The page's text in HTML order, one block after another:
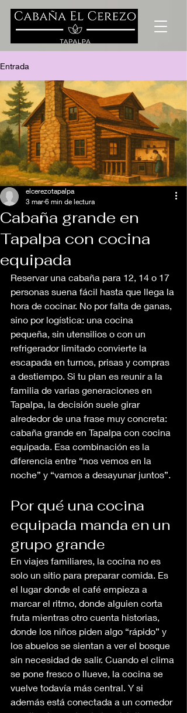
Entrada
Cabaña grande en
Tapalpa con cocina
equipada
elcerezotapalpa
3 mar 6 min de lectura
Reservar una cabaña para 12, 14 o 17
personas suena fácil hasta que llega la
hora de cocinar. No por falta de ganas,
sino por logística: una cocina
pequeña, sin utensilios o con un
refrigerador limitado convierte la
escapada en turnos, prisas y compras
a destiempo. Si tu plan es reunir a la
familia de varias generaciones en
Tapalpa, la decisión suele girar
alrededor de una frase muy concreta:
cabaña grande en Tapalpa con cocina
equipada. Esa combinación es la
diferencia entre “nos vemos en la
noche” y “vamos a desayunar juntos”.
Por qué una cocina
equipada manda en un
grupo grande
En viajes familiares, la cocina no es
solo un sitio para preparar comida. Es
el lugar donde el café empieza a
marcar el ritmo, donde alguien corta
fruta mientras otro cuenta historias,
donde los niños piden algo “rápido” y
los abuelos se sientan a ver el bosque
sin necesidad de salir. Cuando el clima
se pone fresco o llueve, la cocina se
vuelve todavía más central. Y si
además está conectada a un comedor